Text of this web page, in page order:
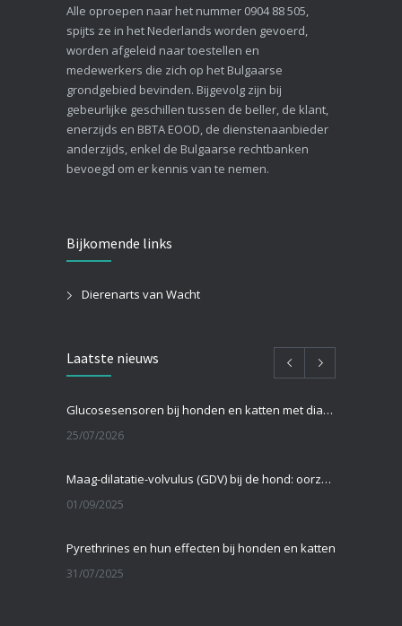
Alle oproepen naar het nummer 0904 88 505,
spijts ze in het Nederlands worden gevoerd,
worden afgeleid naar toestellen en
medewerkers die zich op het Bulgaarse
grondgebied bevinden. Bijgevolg zijn bij
gebeurlijke geschillen tussen de beller, de klant,
enerzijds en BBTA EOOD, de dienstenaanbieder
anderzijds, enkel de Bulgaarse rechtbanken
bevoegd om er kennis van te nemen.
Bijkomende links
Dierenarts van Wacht
Laatste nieuws
Glucosesensoren bij honden en katten met diabetes: hoe werken ze en zijn ze beter dan een prik in het oor?
25/07/2026
Maag-dilatatie-volvulus (GDV) bij de hond: oorzaken, symptomen en behandeling
01/09/2025
Pyrethrines en hun effecten bij honden en katten
31/07/2025